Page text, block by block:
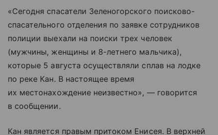
«Сегодня спасатели Зеленогорского поисково-
спасательного отделения по заявке сотрудников
полиции выехали на поиски трех человек
(мужчины, женщины и 8-летнего мальчика),
которые 5 августа осуществляли сплав на лодке
по реке Кан. В настоящее время
их местонахождение неизвестно», — говорится
в сообщении.
Кан является правым притоком Енисея. В верхней